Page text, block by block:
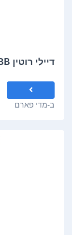
דיילי רוטין BB קרם בז' 02 סבוקלם
ב-מדי פארם